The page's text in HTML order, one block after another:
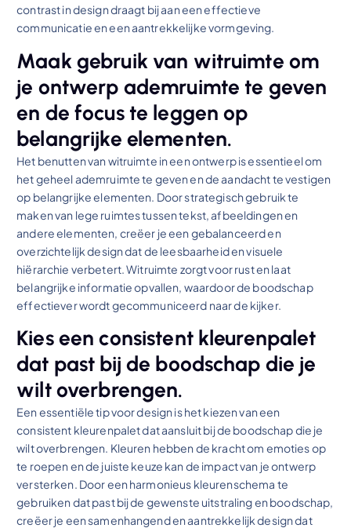
contrast in design draagt bij aan een effectieve
communicatie en een aantrekkelijke vormgeving.
Maak gebruik van witruimte om
je ontwerp ademruimte te geven
en de focus te leggen op
belangrijke elementen.
Het benutten van witruimte in een ontwerp is essentieel om
het geheel ademruimte te geven en de aandacht te vestigen
op belangrijke elementen. Door strategisch gebruik te
maken van lege ruimtes tussen tekst, afbeeldingen en
andere elementen, creëer je een gebalanceerd en
overzichtelijk design dat de leesbaarheid en visuele
hiërarchie verbetert. Witruimte zorgt voor rust en laat
belangrijke informatie opvallen, waardoor de boodschap
effectiever wordt gecommuniceerd naar de kijker.
Kies een consistent kleurenpalet
dat past bij de boodschap die je
wilt overbrengen.
Een essentiële tip voor design is het kiezen van een
consistent kleurenpalet dat aansluit bij de boodschap die je
wilt overbrengen. Kleuren hebben de kracht om emoties op
te roepen en de juiste keuze kan de impact van je ontwerp
versterken. Door een harmonieus kleurenschema te
gebruiken dat past bij de gewenste uitstraling en boodschap,
creëer je een samenhangend en aantrekkelijk design dat